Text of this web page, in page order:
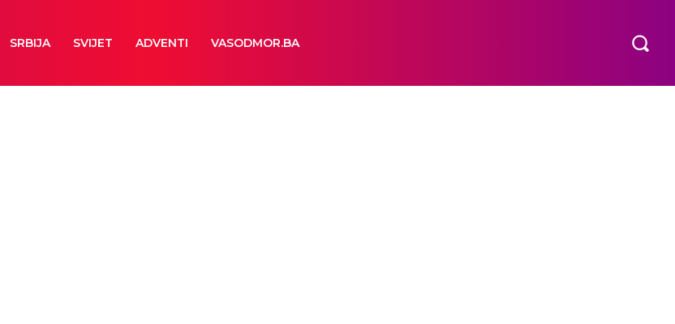
SRBIJA SVIJET ADVENTI VASODMOR.BA